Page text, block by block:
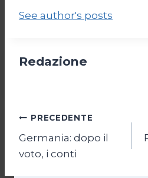
See author's posts
Redazione
Navigazione
articoli
PRECEDENTE
Germania: dopo il
voto, i conti